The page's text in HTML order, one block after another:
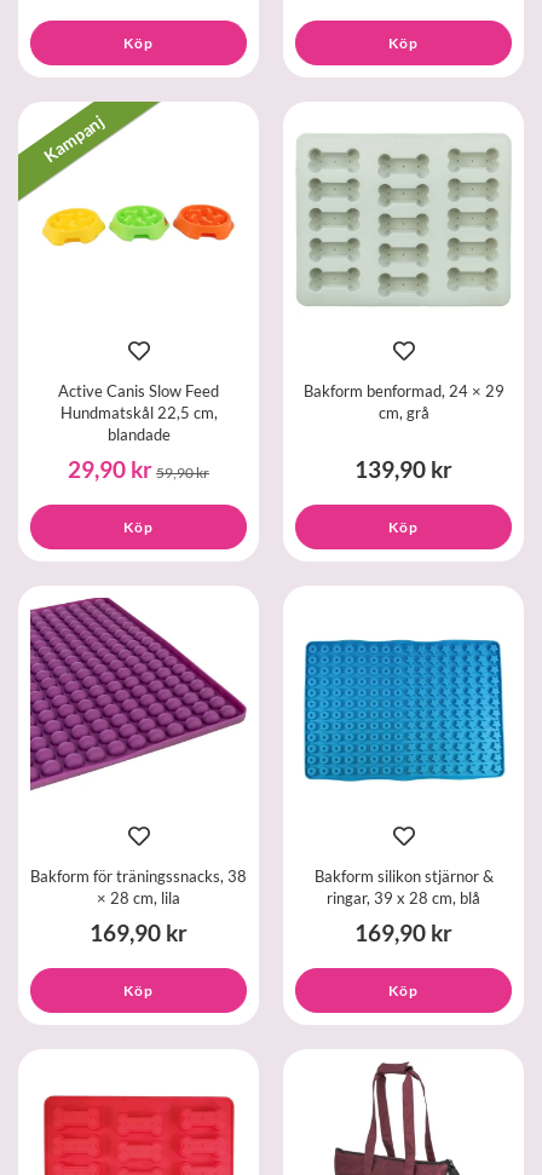
Köp Köp
Kampanj
Active Canis Slow Feed
Hundmatskål 22,5 cm,
blandade
29,90 kr 59,90 kr
Köp
Bakform benformad, 24 × 29
cm, grå
139,90 kr
Köp
Bakform för träningssnacks, 38
× 28 cm, lila
169,90 kr
Köp
Bakform silikon stjärnor &
ringar, 39 x 28 cm, blå
169,90 kr
Köp